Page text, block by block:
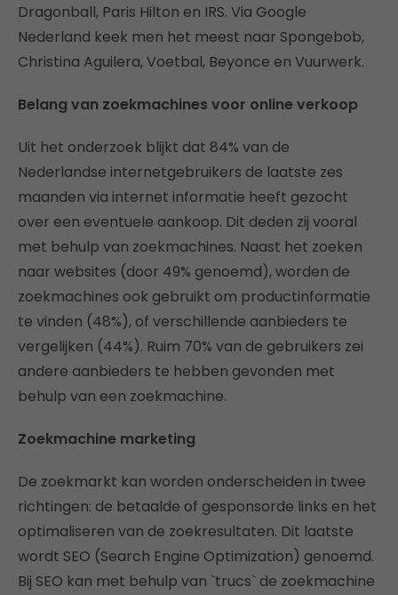
Dragonball, Paris Hilton en IRS. Via Google
Nederland keek men het meest naar Spongebob,
Christina Aguilera, Voetbal, Beyonce en Vuurwerk.
Belang van zoekmachines voor online verkoop
Uit het onderzoek blijkt dat 84% van de
Nederlandse internetgebruikers de laatste zes
maanden via internet informatie heeft gezocht
over een eventuele aankoop. Dit deden zij vooral
met behulp van zoekmachines. Naast het zoeken
naar websites (door 49% genoemd), worden de
zoekmachines ook gebruikt om productinformatie
te vinden (48%), of verschillende aanbieders te
vergelijken (44%). Ruim 70% van de gebruikers zei
andere aanbieders te hebben gevonden met
behulp van een zoekmachine.
Zoekmachine marketing
De zoekmarkt kan worden onderscheiden in twee
richtingen: de betaalde of gesponsorde links en het
optimaliseren van de zoekresultaten. Dit laatste
wordt SEO (Search Engine Optimization) genoemd.
Bij SEO kan met behulp van `trucs` de zoekmachine